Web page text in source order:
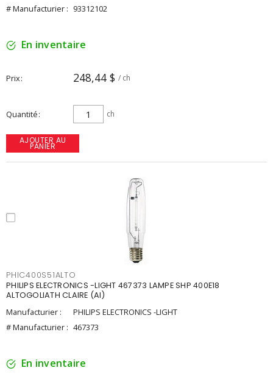
# Manufacturier : 93312102
En inventaire
Prix 248,44 $ / ch
Quantité ch
AJOUTER AU
PANIER
PHIC400S51ALTO
PHILIPS ELECTRONICS -LIGHT 467373 LAMPE SHP 400E18
ALTOGOLIATH CLAIRE (AI)
Manufacturier :
PHILIPS ELECTRONICS -LIGHT
# Manufacturier : 467373
En inventaire